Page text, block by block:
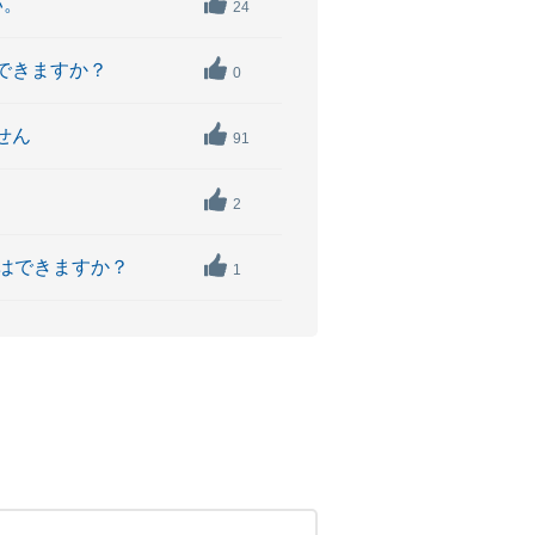
24
きますか？ 0
ん 91
2
できますか？ 1